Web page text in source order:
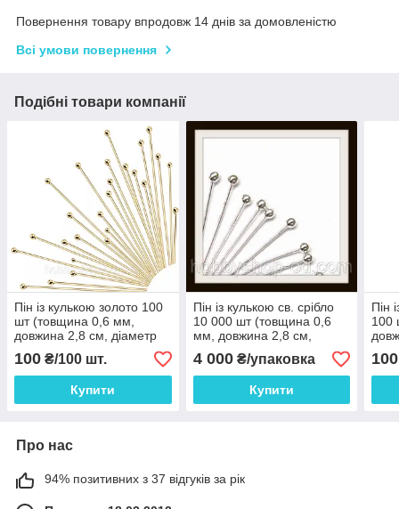
Повернення товару впродовж 14 днів за домовленістю
Всі умови повернення
Подібні товари компанії
Пін із кулькою золото 100
шт (товщина 0,6 мм,
довжина 2,8 см, діаметр
кульки 2 мм)
100 ₴/100 шт.
Купити
Пін із кулькою св. срібло
10 000 шт (товщина 0,6
мм, довжина 2,8 см,
діаметр кульки 2 мм)
4 000₴/упаковка
Купити
Пін
100
100
Про нас
94% позитивних з 37 відгуків за рік